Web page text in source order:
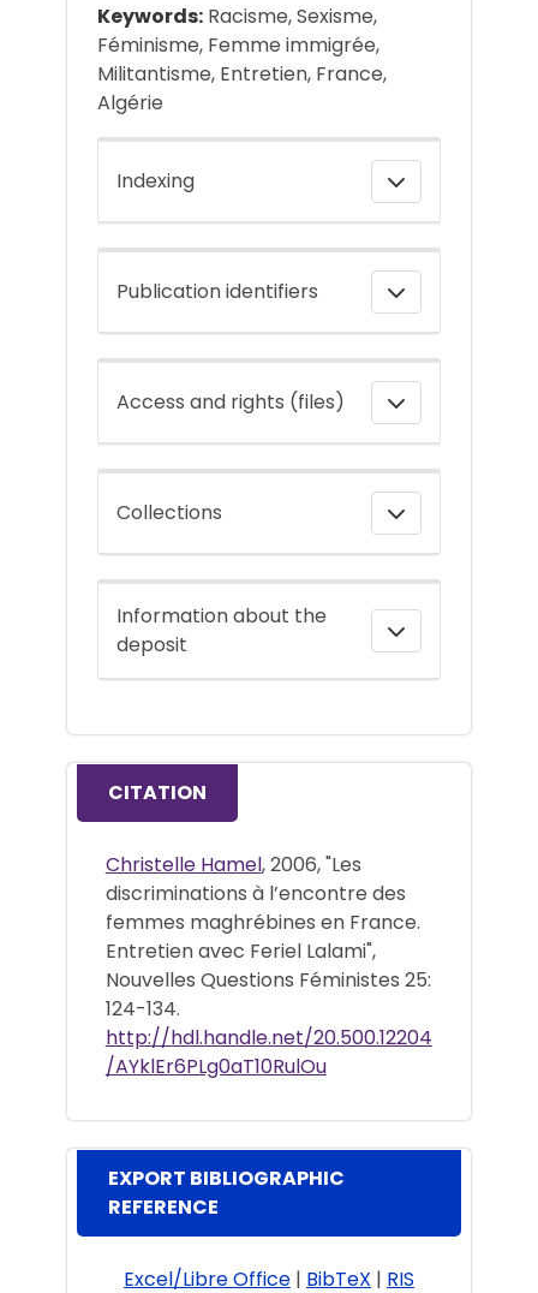
Keywords: Racisme, Sexisme,
Féminisme, Femme immigrée,
Militantisme, Entretien, France,
Algérie
Indexing
Publication identifiers
Access and rights (files)
Collections
Information about the
deposit
CITATION
Christelle Hamel, 2006, "Les
discriminations à l’encontre des
femmes maghrébines en France.
Entretien avec Feriel Lalami",
Nouvelles Questions Féministes 25:
124-134.
http://hdl.handle.net/20.500.12204
/AYklEr6PLg0aT10RulOu
EXPORT BIBLIOGRAPHIC
REFERENCE
Excel/Libre Office | BibTeX | RIS